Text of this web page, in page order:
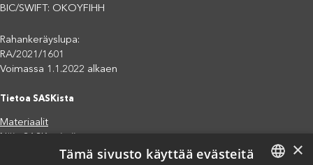
BIC/SWIFT: OKOYFIHH
Rahankeräyslupa:
RA/2021/1601
Voimassa 1.1.2022 alkaen
Tietoa SASKista
Materiaalit
Näin SASK toimii
Jäsenjärjestöt
×
Tämä sivusto käyttää evästeitä